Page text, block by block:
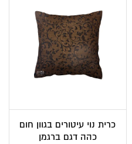
כרית נוי עיטורים בגוון חום
כהה דגם ברגמן